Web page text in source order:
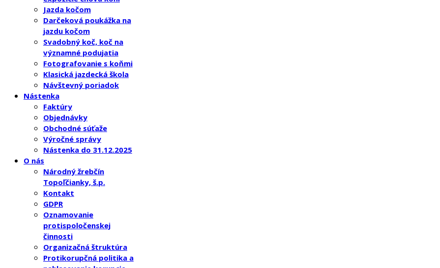
Jazda kočom
Darčeková poukážka na
jazdu kočom
Svadobný koč, koč na
významné podujatia
Fotografovanie s koňmi
Klasická jazdecká škola
Návštevný poriadok
Nástenka
Faktúry
Objednávky
Obchodné súťaže
Výročné správy
Nástenka do 31.12.2025
O nás
Národný žrebčín
Topoľčianky, š.p.
Kontakt
GDPR
Oznamovanie
protispoločenskej
činnosti
Organizačná štruktúra
Protikorupčná politika a